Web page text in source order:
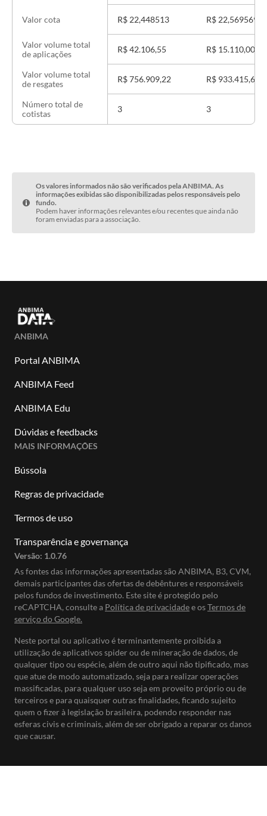
Valor cota
Valor volume total
de aplicações
Valor volume total
de resgates
Número total de
cotistas
R$ 22,448513
R$ 42.106,55
R$ 756.909,22
3
R$ 22,569569
R$ 15.110,00
R$ 933.415,62
3
Os valores informados não são verificados pela ANBIMA. As
informações exibidas são disponibilizadas pelos responsáveis pelo
fundo.
Podem haver informações relevantes e/ou recentes que ainda não
foram enviadas para a associação.
ANBIMA
Portal ANBIMA
ANBIMA Feed
ANBIMA Edu
Dúvidas e feedbacks
MAIS INFORMAÇÕES
Bússola
Regras de privacidade
Termos de uso
Transparência e governança
Versão: 1.0.76
As fontes das informações apresentadas são ANBIMA, B3, CVM,
demais participantes das ofertas de debêntures e responsáveis
pelos fundos de investimento. Este site é protegido pelo
reCAPTCHA, consulte a Política de privacidadee osTermos de
serviço do Google.
Neste portal ou aplicativo é terminantemente proibida a
utilização de aplicativos spider ou de mineração de dados, de
qualquer tipo ou espécie, além de outro aqui não tipificado, mas
que atue de modo automatizado, seja para realizar operações
massificadas, para qualquer uso seja em proveito próprio ou de
terceiros e para quaisquer outras finalidades, ficando sujeito
quem o fizer à legislação brasileira, podendo responder nas
esferas civis e criminais, além de ser obrigado a reparar os danos
que causar.